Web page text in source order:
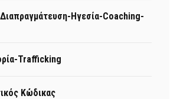
Ηγεσία-Coaching-
Trafficking
Κώδικας